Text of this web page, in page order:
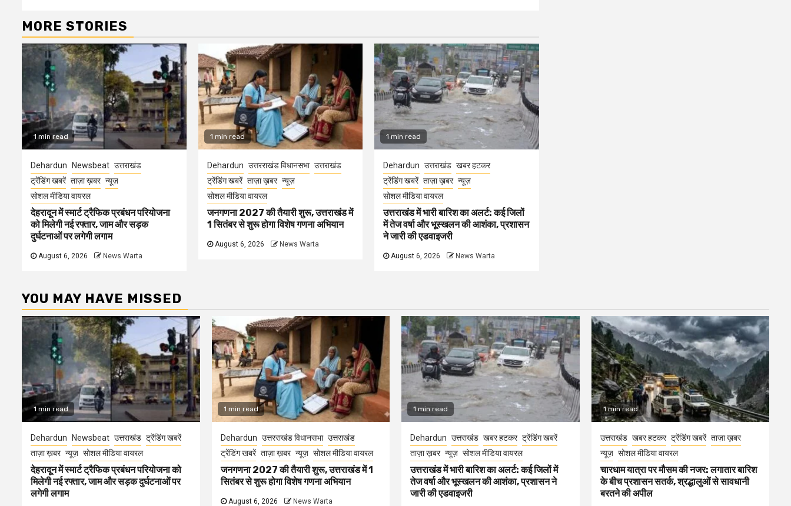
MORE STORIES
1 min read
Dehardun Newsbeat उत्तराखंड
ट्रेंडिंग खबरें ताज़ा ख़बर न्यूज़
सोशल मीडिया वायरल
देहरादून में स्मार्ट ट्रैफिक प्रबंधन परियोजना
को मिलेगी नई रफ्तार, जाम और सड़क
दुर्घटनाओं पर लगेगी लगाम
August 6, 2026 News Warta
1 min read
Dehardun उत्तरराखंड विधानसभा उत्तराखंड
ट्रेंडिंग खबरें ताज़ा ख़बर न्यूज़
सोशल मीडिया वायरल
जनगणना 2027 की तैयारी शुरू, उत्तराखंड में
1 सितंबर से शुरू होगा विशेष गणना अभियान
August 6, 2026 News Warta
1 min read
Dehardun उत्तराखंड खबर हटकर
ट्रेंडिंग खबरें ताज़ा ख़बर न्यूज़
सोशल मीडिया वायरल
उत्तराखंड में भारी बारिश का अलर्ट: कई जिलों
में तेज वर्षा और भूस्खलन की आशंका, प्रशासन
ने जारी की एडवाइजरी
August 6, 2026 News Warta
YOU MAY HAVE MISSED
1 min read
Dehardun Newsbeat उत्तराखंड ट्रेंडिंग खबरें
ताज़ा ख़बर न्यूज़ सोशल मीडिया वायरल
देहरादून में स्मार्ट ट्रैफिक प्रबंधन परियोजना को
मिलेगी नई रफ्तार, जाम और सड़क दुर्घटनाओं पर
लगेगी लगाम
1 min read
Dehardun उत्तरराखंड विधानसभा उत्तराखंड
ट्रेंडिंग खबरें ताज़ा ख़बर न्यूज़ सोशल मीडिया वायरल
जनगणना 2027 की तैयारी शुरू, उत्तराखंड में 1
सितंबर से शुरू होगा विशेष गणना अभियान
August 6, 2026 News Warta
1 min read
Dehardun उत्तराखंड खबर हटकर ट्रेंडिंग खबरें
ताज़ा ख़बर न्यूज़ सोशल मीडिया वायरल
उत्तराखंड में भारी बारिश का अलर्ट: कई जिलों में
तेज वर्षा और भूस्खलन की आशंका, प्रशासन ने
जारी की एडवाइजरी
1 min read
उत्तराखंड खबर हटकर ट्रेंडिंग खबरें ताज़ा ख़बर
न्यूज़ सोशल मीडिया वायरल
चारधाम यात्रा पर मौसम की नजर: लगातार बारिश
के बीच प्रशासन सतर्क, श्रद्धालुओं से सावधानी
बरतने की अपील